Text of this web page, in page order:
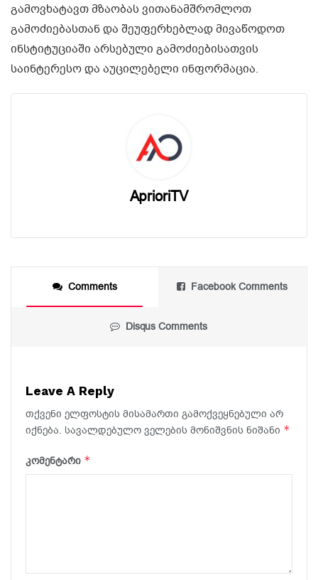
გამოვხატავთ მზაობას ვითანამშრომლოთ
გამოძიებასთან და შეუფერხებლად მივაწოდოთ
ინსტიტუციაში არსებული გამოძიებისათვის
საინტერესო და აუცილებელი ინფორმაცია.
AprioriTV
Comments Facebook Comments
Disqus Comments
Leave A Reply
თქვენი ელფოსტის მისამართი გამოქვეყნებული არ
იქნება. სავალდებულო ველების მონიშვნის ნიშანი *
კომენტარი *